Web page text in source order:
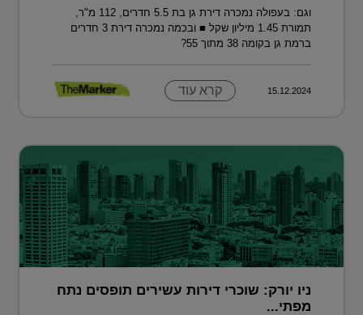
וגם: בעפולה נמכרה דירת גן בת 5.5 חדרים, 112 מ"ר,
תמורת 1.45 מיליון שקל ■ ובכמה נמכרה דירת 3 חדרים
ברמת גן בקומה 38 מתוך 55?
15.12.2024 קרא עוד
ניו יורק: שוכרי דירות עשירים תופסים נתח
מפתי...